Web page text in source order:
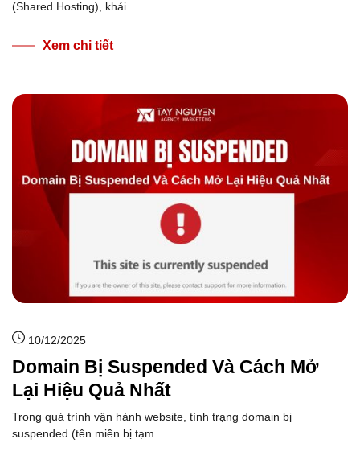
(Shared Hosting), khái
Xem chi tiết
10/12/2025
Domain Bị Suspended Và Cách Mở
Lại Hiệu Quả Nhất
Trong quá trình vận hành website, tình trạng domain bị
suspended (tên miền bị tạm